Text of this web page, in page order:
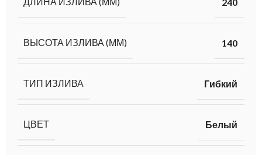
ВЫСОТА ИЗЛИВА (ММ) 140
ТИП ИЗЛИВА Гибкий
ЦВЕТ Белый